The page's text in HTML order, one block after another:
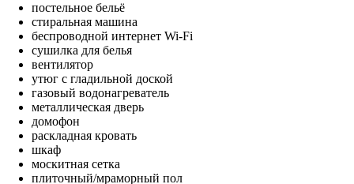
постельное бельё
стиральная машина
беспроводной интернет Wi-Fi
сушилка для белья
вентилятор
утюг с гладильной доской
газовый водонагреватель
металлическая дверь
домофон
раскладная кровать
шкаф
москитная сетка
плиточный/мраморный пол